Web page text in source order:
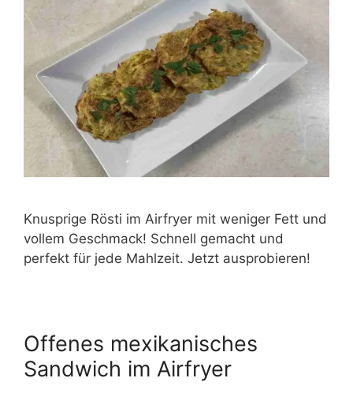
Knusprige Rösti im Airfryer mit weniger Fett und
vollem Geschmack! Schnell gemacht und
perfekt für jede Mahlzeit. Jetzt ausprobieren!
Offenes mexikanisches
Sandwich im Airfryer